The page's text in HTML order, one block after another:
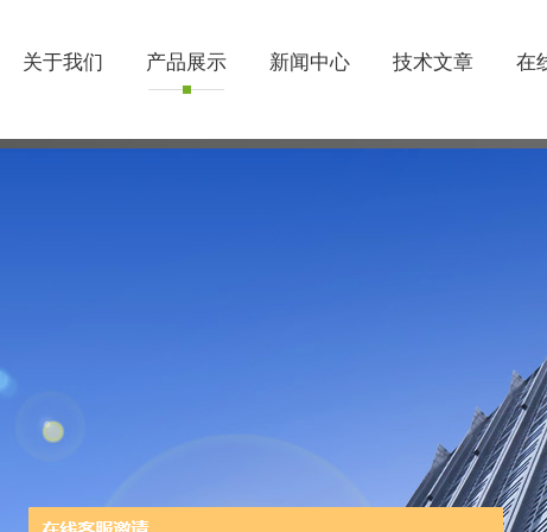
关于我们 产品展示 新闻中心 技术文章 在